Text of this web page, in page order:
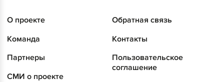
О проекте
Команда
Партнеры
СМИ о проекте
Обратная связь
Контакты
Пользовательское
соглашение